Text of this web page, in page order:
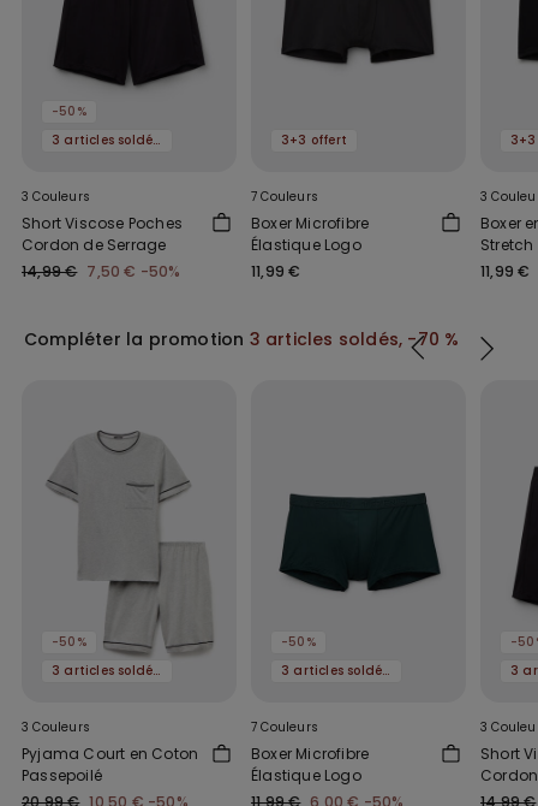
-50%
3 articles soldés, -70 %
3 Couleurs
Short Viscose Poches
Cordon de Serrage
14,99 € 7,50 € -50%
3+3 offert
7 Couleurs
Boxer Microfibre
Élastique Logo
11,99 €
3
Boxer
Logo
11,99 €
Compléter la promotion 3 articles soldés, -70 %
-50%
3 articles soldés, -70 %
3 Couleurs
Pyjama Court en Coton
Passepoilé
-50%
3 articles soldés, -70 %
7 Couleurs
Boxer Microfibre
Élastique Logo
-
3
Short